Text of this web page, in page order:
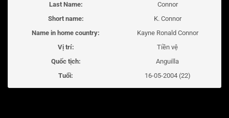
Last Name:
Connor
Short name:
K. Connor
Name in home country:
Kayne Ronald Connor
Vị trí:
Tiền vệ
Quốc tịch:
Anguilla
Tuổi:
16-05-2004 (22)